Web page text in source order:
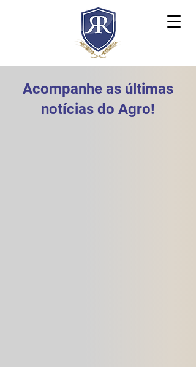
Acompanhe as últimas
notícias do Agro!